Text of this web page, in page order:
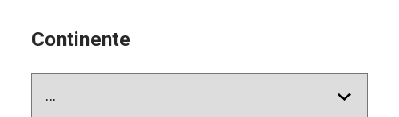
Continente